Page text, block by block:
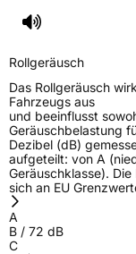
Rollgeräusch
Das Rollgeräusch
Fahrzeugs aus
und beeinflusst
Geräuschbelastung
Dezibel (dB)
aufgeteilt: von A
Geräuschklasse).
sich an EU
A
B / 72 dB
C